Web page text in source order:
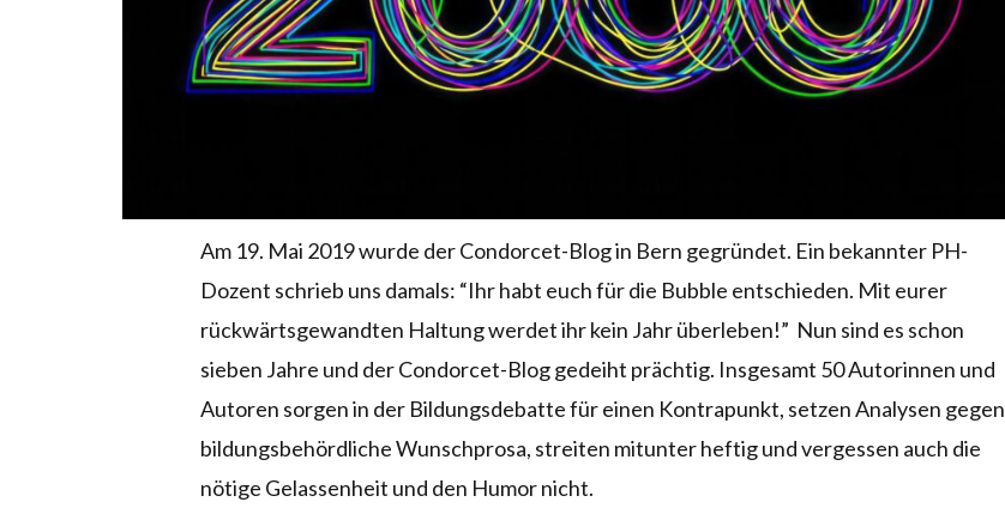
Am 19. Mai 2019 wurde der Condorcet-Blog in Bern gegründet. Ein bekannter PH-
Dozent schrieb uns damals: “Ihr habt euch für die Bubble entschieden. Mit eurer
rückwärtsgewandten Haltung werdet ihr kein Jahr überleben!” Nun sind es schon
sieben Jahre und der Condorcet-Blog gedeiht prächtig. Insgesamt 50 Autorinnen und
Autoren sorgen in der Bildungsdebatte für einen Kontrapunkt, setzen Analysen gegen
bildungsbehördliche Wunschprosa, streiten mitunter heftig und vergessen auch die
nötige Gelassenheit und den Humor nicht.